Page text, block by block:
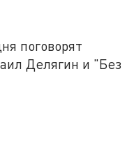
поговорят
Делягин и "Без